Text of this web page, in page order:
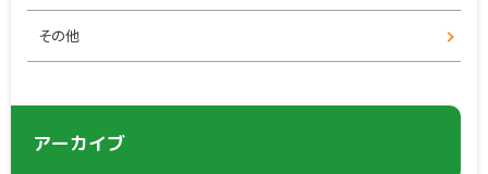
その他
アーカイブ